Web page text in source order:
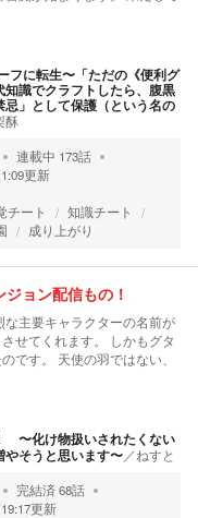
フに転生〜「ただの《便利グ
識でクラフトしたら、腹黒
」として保護（という名の
酥
連載中 173話
更新
チート
知識チート
成り上がり
ョン配信もの！
主要キャラクターの名前が
せてくれます。 しかもグタ
です。 天使の羽ではない、
〜化け物扱いされたくない
そうと思います〜／ねすと
完結済68話
更新